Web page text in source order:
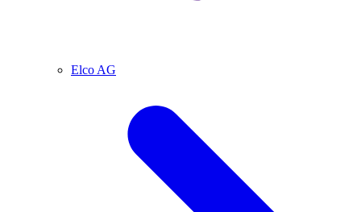
Elco AG